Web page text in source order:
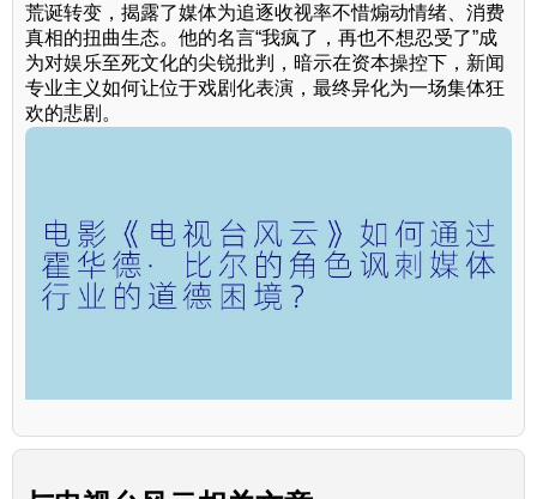
荒诞转变，揭露了媒体为追逐收视率不惜煽动情绪、消费
真相的扭曲生态。他的名言“我疯了，再也不想忍受了”成
为对娱乐至死文化的尖锐批判，暗示在资本操控下，新闻
专业主义如何让位于戏剧化表演，最终异化为一场集体狂
欢的悲剧。